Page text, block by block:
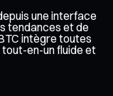
une interface
tendances et de
intègre toutes
en-un fluide et